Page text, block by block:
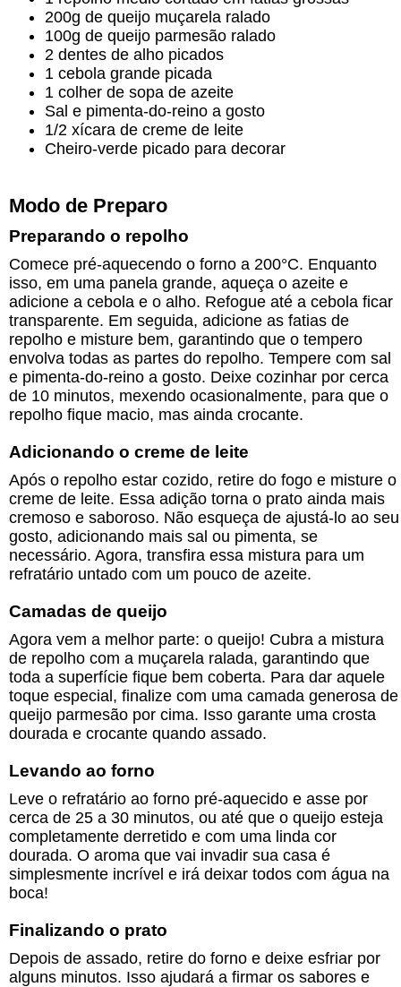
200g de queijo muçarela ralado
100g de queijo parmesão ralado
2 dentes de alho picados
1 cebola grande picada
1 colher de sopa de azeite
Sal e pimenta-do-reino a gosto
1/2 xícara de creme de leite
Cheiro-verde picado para decorar
Modo de Preparo
Preparando o repolho
Comece pré-aquecendo o forno a 200°C. Enquanto
isso, em uma panela grande, aqueça o azeite e
adicione a cebola e o alho. Refogue até a cebola ficar
transparente. Em seguida, adicione as fatias de
repolho e misture bem, garantindo que o tempero
envolva todas as partes do repolho. Tempere com sal
e pimenta-do-reino a gosto. Deixe cozinhar por cerca
de 10 minutos, mexendo ocasionalmente, para que o
repolho fique macio, mas ainda crocante.
Adicionando o creme de leite
Após o repolho estar cozido, retire do fogo e misture o
creme de leite. Essa adição torna o prato ainda mais
cremoso e saboroso. Não esqueça de ajustá-lo ao seu
gosto, adicionando mais sal ou pimenta, se
necessário. Agora, transfira essa mistura para um
refratário untado com um pouco de azeite.
Camadas de queijo
Agora vem a melhor parte: o queijo! Cubra a mistura
de repolho com a muçarela ralada, garantindo que
toda a superfície fique bem coberta. Para dar aquele
toque especial, finalize com uma camada generosa de
queijo parmesão por cima. Isso garante uma crosta
dourada e crocante quando assado.
Levando ao forno
Leve o refratário ao forno pré-aquecido e asse por
cerca de 25 a 30 minutos, ou até que o queijo esteja
completamente derretido e com uma linda cor
dourada. O aroma que vai invadir sua casa é
simplesmente incrível e irá deixar todos com água na
boca!
Finalizando o prato
Depois de assado, retire do forno e deixe esfriar por
alguns minutos. Isso ajudará a firmar os sabores e